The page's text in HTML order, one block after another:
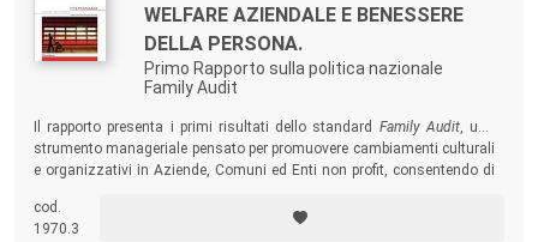
WELFARE AZIENDALE E BENESSERE
DELLA PERSONA.
Primo Rapporto sulla politica nazionale
Family Audit
Il rapporto presenta i primi risultati dello standard Family Audit, uno
strumento manageriale pensato per promuovere cambiamenti culturali
e organizzativi in Aziende, Comuni ed Enti non profit, consentendo di
benessere.
cod.
1970.3